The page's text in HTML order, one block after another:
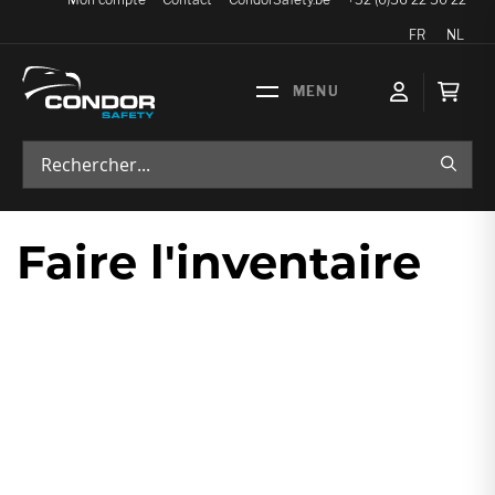
Langue
FR NL
Mon
Faire l'inventaire